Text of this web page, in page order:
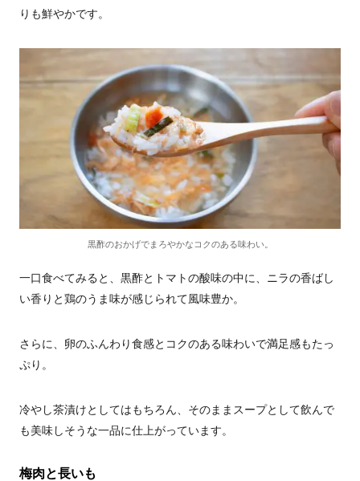
りも鮮やかです。
黒酢のおかげでまろやかなコクのある味わい。
一口食べてみると、黒酢とトマトの酸味の中に、ニラの香ばし
い香りと鶏のうま味が感じられて風味豊か。
さらに、卵のふんわり食感とコクのある味わいで満足感もたっ
ぷり。
冷やし茶漬けとしてはもちろん、そのままスープとして飲んで
も美味しそうな一品に仕上がっています。
梅肉と長いも